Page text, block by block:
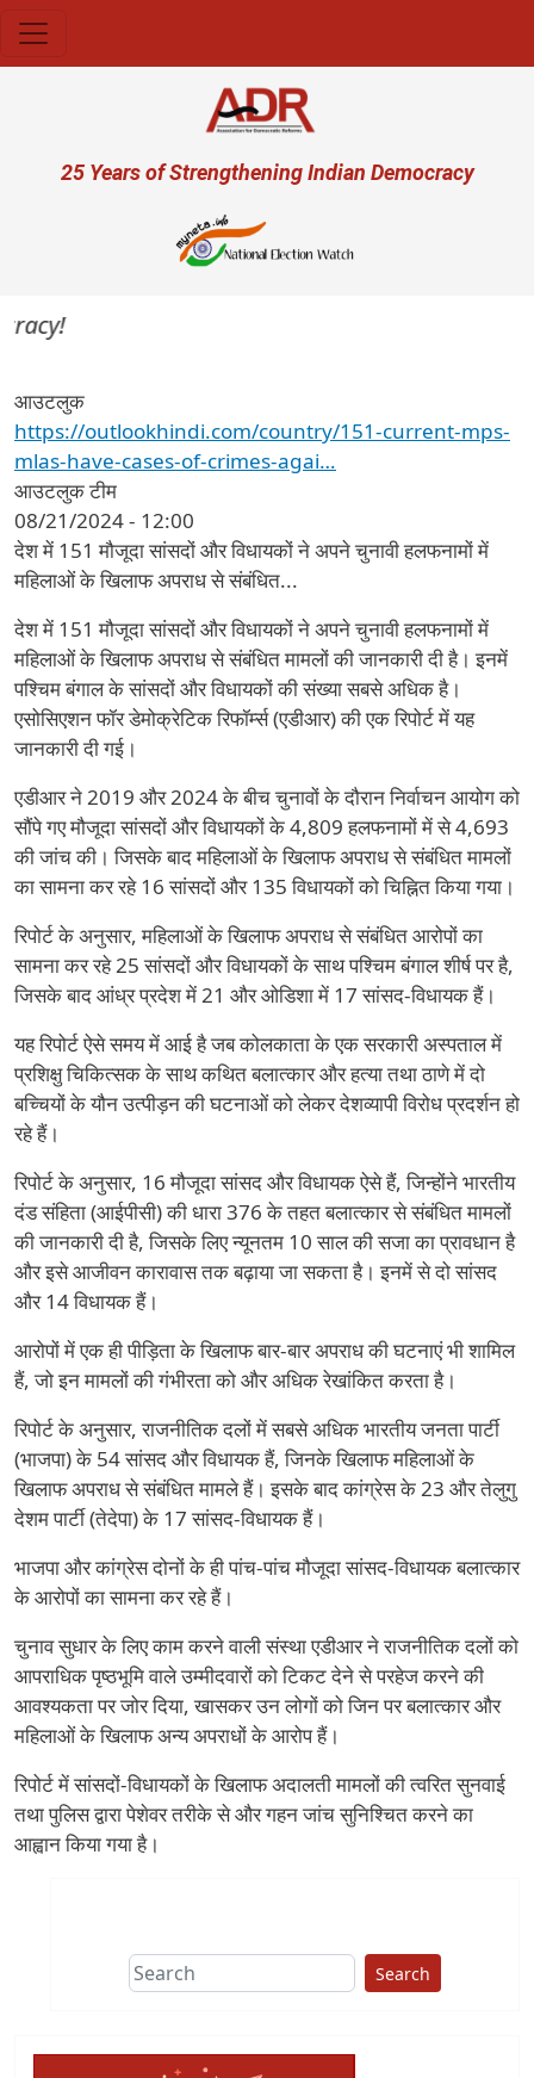
User account menu
25 Years of Strengthening Indian Democracy
आउटलुक
https://outlookhindi.com/country/151-current-mps-
mlas-have-cases-of-crimes-agai…
आउटलुक टीम
08/21/2024 - 12:00
देश में 151 मौजूदा सांसदों और विधायकों ने अपने चुनावी हलफनामों में
महिलाओं के खिलाफ अपराध से संबंधित...
देश में 151 मौजूदा सांसदों और विधायकों ने अपने चुनावी हलफनामों में
महिलाओं के खिलाफ अपराध से संबंधित मामलों की जानकारी दी है। इनमें
पश्चिम बंगाल के सांसदों और विधायकों की संख्या सबसे अधिक है।
एसोसिएशन फॉर डेमोक्रेटिक रिफॉर्म्स (एडीआर) की एक रिपोर्ट में यह
जानकारी दी गई।
एडीआर ने 2019 और 2024 के बीच चुनावों के दौरान निर्वाचन आयोग को
सौंपे गए मौजूदा सांसदों और विधायकों के 4,809 हलफनामों में से 4,693
की जांच की। जिसके बाद महिलाओं के खिलाफ अपराध से संबंधित मामलों
का सामना कर रहे 16 सांसदों और 135 विधायकों को चिह्नित किया गया।
रिपोर्ट के अनुसार, महिलाओं के खिलाफ अपराध से संबंधित आरोपों का
सामना कर रहे 25 सांसदों और विधायकों के साथ पश्चिम बंगाल शीर्ष पर है,
जिसके बाद आंध्र प्रदेश में 21 और ओडिशा में 17 सांसद-विधायक हैं।
यह रिपोर्ट ऐसे समय में आई है जब कोलकाता के एक सरकारी अस्पताल में
प्रशिक्षु चिकित्सक के साथ कथित बलात्कार और हत्या तथा ठाणे में दो
बच्चियों के यौन उत्पीड़न की घटनाओं को लेकर देशव्यापी विरोध प्रदर्शन हो
रहे हैं।
रिपोर्ट के अनुसार, 16 मौजूदा सांसद और विधायक ऐसे हैं, जिन्होंने भारतीय
दंड संहिता (आईपीसी) की धारा 376 के तहत बलात्कार से संबंधित मामलों
की जानकारी दी है, जिसके लिए न्यूनतम 10 साल की सजा का प्रावधान है
और इसे आजीवन कारावास तक बढ़ाया जा सकता है। इनमें से दो सांसद
और 14 विधायक हैं।
आरोपों में एक ही पीड़िता के खिलाफ बार-बार अपराध की घटनाएं भी शामिल
हैं, जो इन मामलों की गंभीरता को और अधिक रेखांकित करता है।
रिपोर्ट के अनुसार, राजनीतिक दलों में सबसे अधिक भारतीय जनता पार्टी
(भाजपा) के 54 सांसद और विधायक हैं, जिनके खिलाफ महिलाओं के
खिलाफ अपराध से संबंधित मामले हैं। इसके बाद कांग्रेस के 23 और तेलुगु
देशम पार्टी (तेदेपा) के 17 सांसद-विधायक हैं।
भाजपा और कांग्रेस दोनों के ही पांच-पांच मौजूदा सांसद-विधायक बलात्कार
के आरोपों का सामना कर रहे हैं।
चुनाव सुधार के लिए काम करने वाली संस्था एडीआर ने राजनीतिक दलों को
आपराधिक पृष्ठभूमि वाले उम्मीदवारों को टिकट देने से परहेज करने की
आवश्यकता पर जोर दिया, खासकर उन लोगों को जिन पर बलात्कार और
महिलाओं के खिलाफ अन्य अपराधों के आरोप हैं।
रिपोर्ट में सांसदों-विधायकों के खिलाफ अदालती मामलों की त्वरित सुनवाई
तथा पुलिस द्वारा पेशेवर तरीके से और गहन जांच सुनिश्चित करने का
आह्वान किया गया है।
Search